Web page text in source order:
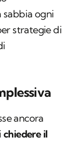
ogni
strategie di
ancora
chiedere il